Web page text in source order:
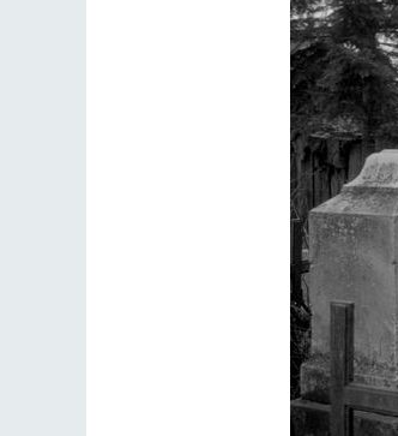
Разлуки не будет